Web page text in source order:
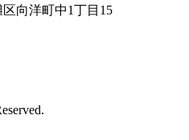
向洋町中1丁目15